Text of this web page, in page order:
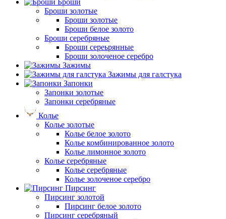
Броши
Броши золотые
Броши золотые
Броши белое золото
Броши серебряные
Броши сереьрянные
Броши золоченое серебро
Зажимы
Зажимы для галстука
Запонки
Запонки золотые
Запонки серебряные
Колье
Колье золотые
Колье белое золото
Колье комбинированное золото
Колье лимонное золото
Колье серебряные
Колье серебряные
Колье золоченое серебро
Пирсинг
Пирсинг золотой
Пирсинг белое золото
Пирсинг серебряный